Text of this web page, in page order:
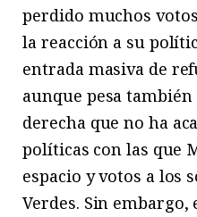
perdido muchos
la reacción a su
entrada masiva de
aunque pesa
derecha que no ha
políticas con las que
espacio y votos a los
Verdes. Sin embargo,